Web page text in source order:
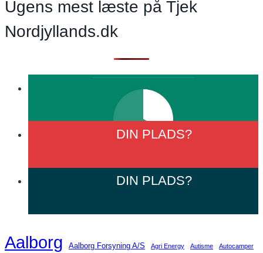
Ugens mest læste på Tjek
Nordjyllands.dk
DIN PLADS?
DIN PLADS?
Aalborg Aalborg Forsyning A/S Agri Energy Autisme Autocamper